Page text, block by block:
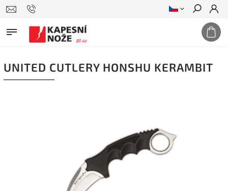
Hledat
UNITED CUTLERY HONSHU KERAMBIT